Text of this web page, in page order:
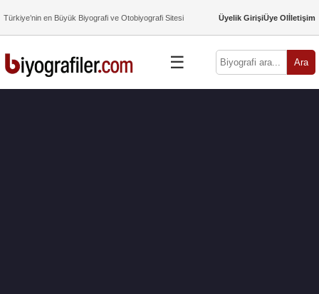
Türkiye’nin en Büyük Biyografi ve Otobiyografi Sitesi Üyelik GirişiÜye Olİletişim
☰ Ara